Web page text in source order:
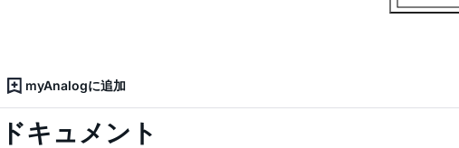
myAnalogに追加
ドキュメント